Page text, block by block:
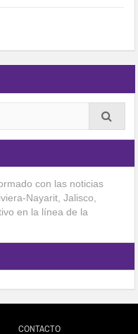
con las noticias
Nayarit, Jalisco,
en la línea de la
CONTACTO